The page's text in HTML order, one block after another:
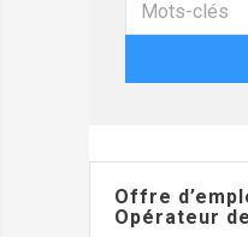
clés
Offre
Opérateur